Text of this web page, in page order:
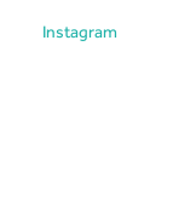
Instagram